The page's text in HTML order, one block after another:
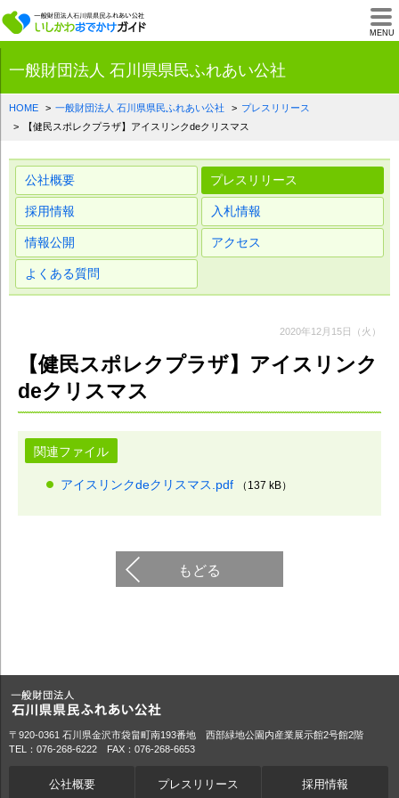
MENU
一般財団法人石川
一般財団法人 石川県県民ふれあい公社
HOME 一般財団法人 石川県県民ふれあい公社
プレスリリース
【健民スポレクプラザ】アイスリンクdeクリスマス
公社概要 プレスリリース
採用情報 入札情報
情報公開 アクセス
よくある質問
2020年12月15日（火）
【健民スポレクプラザ】アイスリンク
deクリスマス
関連ファイル
アイスリンクdeクリスマス.pdf （137 kB）
もどる
〒920-0361 石川県金沢市袋畠町南193番地 西部緑地公園内産業展示館2号館2階
TEL：076-268-6222 FAX：076-268-6653
公社概要 プレスリリース 採用情報